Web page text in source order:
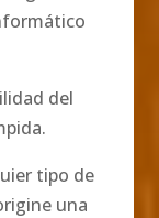
del
tipo de
una